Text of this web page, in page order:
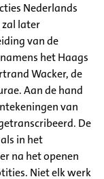
Nederlands
later
van de
het Haags
Wacker, de
Aan de hand
van
De
in het
na het openen
Niet elk werk